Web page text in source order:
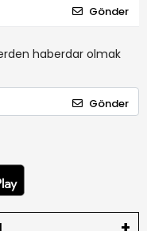
Gönder
haberdar olmak
Gönder